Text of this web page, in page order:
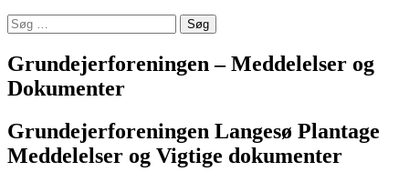
Søg
efter:
Grundejerforeningen – Meddelelser og
Dokumenter
Grundejerforeningen Langesø Plantage
Meddelelser og Vigtige dokumenter